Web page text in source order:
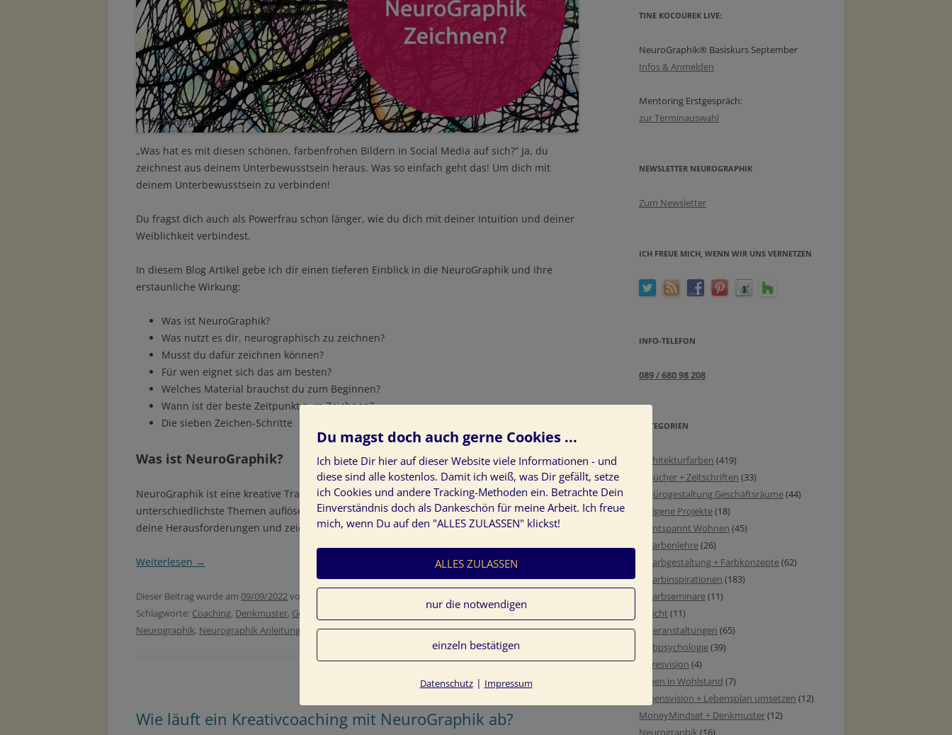
„Was hat es mit diesen schönen, farbenfrohen Bildern in Social Media auf sich?“ Ja, du
zeichnest aus deinem Unterbewusstsein heraus. Was so einfach geht das! Um dich mit
deinem Unterbewusstsein zu verbinden!
Du fragst dich auch als Powerfrau schon länger, wie du dich mit deiner Intuition und deiner
Weiblichkeit verbindest.
In diesem Blog Artikel gebe ich dir einen tieferen Einblick in die NeuroGraphik und ihre
erstaunliche Wirkung:
Was ist NeuroGraphik?
Was nutzt es dir, neurographisch zu zeichnen?
Musst du dafür zeichnen können?
Für wen eignet sich das am besten?
Welches Material brauchst du zum Beginnen?
Wann ist der beste Zeitpunkt zum Zeichnen?
Die sieben Zeichen-Schritte
Was ist NeuroGraphik?
NeuroGraphik ist eine kreative Transformationsmethode, mit der du sehr vielseitig
unterschiedlichste Themen auflösen kannst. Mit Farben und Formen veränderst du kreativ
deine Herausforderungen und zeichnest deinen Weg in die Zukunft.
Weiterlesen →
Dieser Beitrag wurde am 09/09/2022 von
Schlagworte: Coaching, Denkmuster, Gedanken in Bewegung Mentoring
Neurographik, Neurographik Anleitung Neurographik zeichnen.
Wie läuft ein Kreativcoaching mit NeuroGraphik ab?
TINE KOCOUREK LIVE:
NeuroGraphik® Basiskurs September
Infos & Anmelden
Mentoring Erstgespräch:
zur Terminauswahl
NEWSLETTER NEUROGRAPHIK
Zum Newsletter
ICH FREUE MICH, WENN WIR UNS VERNETZEN
INFO-TELEFON
089 / 680 98 208
KATEGORIEN
Architekturfarben (419)
Bücher + Zeitschriften (33)
Bürogestaltung Geschäftsräume(44)
eigene Projekte(18)
entspannt Wohnen (45)
Farbenlehre(26)
Farbgestaltung + Farbkonzepte(62)
Farbinspirationen (183)
Farbseminare(11)
Licht (11)
Veranstaltungen (65)
Farbpsychologie(39)
Jahresvision (4)
Leben in Wohlstand (7)
Lebensvision + Lebensplan umsetzen (12)
MoneyMindset + Denkmuster(12)
Neurographik(16)
Du magst doch auch gerne Cookies ...
Ich biete Dir hier auf dieser Website viele Informationen - und
diese sind alle kostenlos. Damit ich weiß, was Dir gefällt, setze
ich Cookies und andere Tracking-Methoden ein. Betrachte Dein
Einverständnis doch als Dankeschön für meine Arbeit. Ich freue
mich, wenn Du auf den "ALLES ZULASSEN" klickst!
ALLES ZULASSEN
nur die notwendigen
einzeln bestätigen
Datenschutz| Impressum